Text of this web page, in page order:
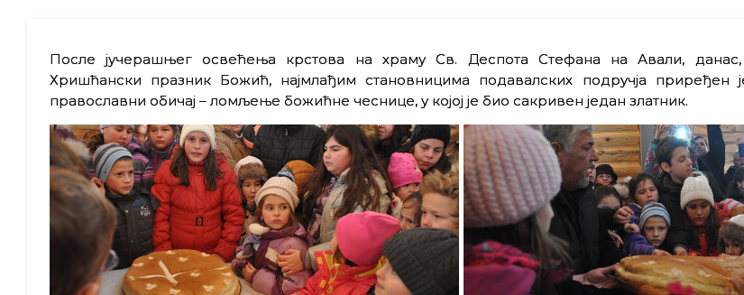
После јучерашњег освећења крстова на храму Св. Деспота Стефана на Авали, данас,
Хришћански празник Божић, најмлађим становницима подавалских подручја приређен
православни обичај – ломљење божићне чеснице, у којој је био сакривен један златник.